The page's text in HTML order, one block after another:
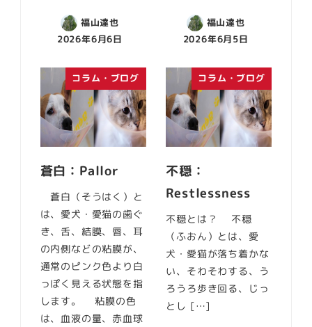
福山達也
2026年6月6日
福山達也
2026年6月5日
コラム・ブログ
蒼白：Pallor
蒼白（そうはく）と
は、愛犬・愛猫の歯ぐ
き、舌、結膜、唇、耳
の内側などの粘膜が、
通常のピンク色より白
っぽく見える状態を指
します。 粘膜の色
は、血液の量、赤血球
コラム・ブログ
不穏：
Restlessness
不穏とは？ 不穏
（ふおん）とは、愛
犬・愛猫が落ち着かな
い、そわそわする、う
ろうろ歩き回る、じっ
とし […]